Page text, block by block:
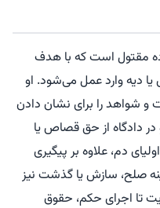
مقتول است که با هدف
دیه وارد عمل می‌شود. او
و شواهد را برای نشان دادن
دادگاه از حق قصاص یا
دم، علاوه بر پیگیری
صلح، سازش یا گذشت نیز
تا اجرای حکم، حقوق